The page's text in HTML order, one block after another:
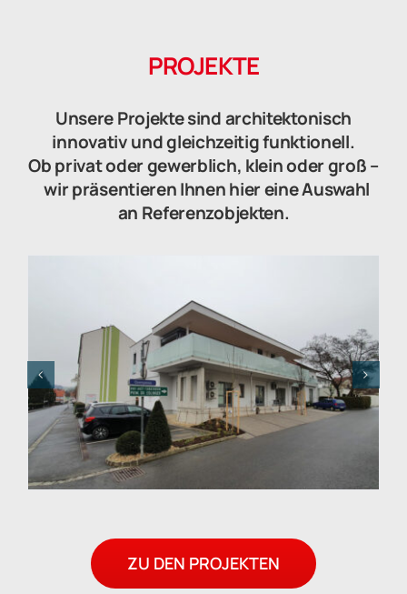
PROJEKTE
Unsere Projekte sind architektonisch
innovativ und gleichzeitig funktionell.
Ob privat oder gewerblich, klein oder groß –
wir präsentieren Ihnen hier eine Auswahl
an Referenzobjekten.
ZU DEN PROJEKTEN